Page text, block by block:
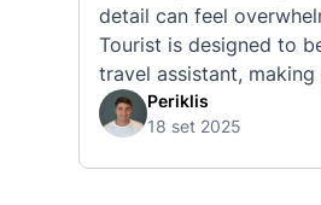
detail can feel
Tourist is designed to
travel assistant,
smarter, and stress-
Tourist App Unique?
Periklis
18 set 2025